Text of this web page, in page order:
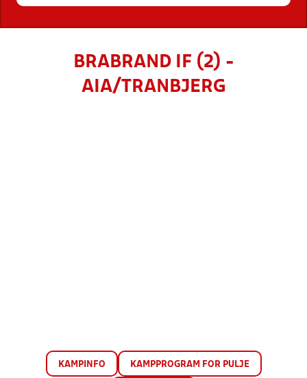
BRABRAND IF (2) -
AIA/TRANBJERG
KAMPINFO KAMPPROGRAM FOR PULJE